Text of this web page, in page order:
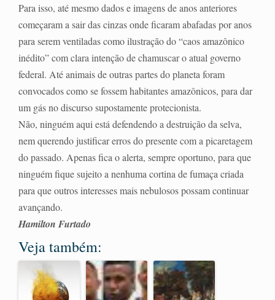
Para isso, até mesmo dados e imagens de anos anteriores
começaram a sair das cinzas onde ficaram abafadas por anos
para serem ventiladas como ilustração do “caos amazônico
inédito” com clara intenção de chamuscar o atual governo
federal. Até animais de outras partes do planeta foram
convocados como se fossem habitantes amazônicos, para dar
um gás no discurso supostamente protecionista.
Não, ninguém aqui está defendendo a destruição da selva,
nem querendo justificar erros do presente com a picaretagem
do passado. Apenas fica o alerta, sempre oportuno, para que
ninguém fique sujeito a nenhuma cortina de fumaça criada
para que outros interesses mais nebulosos possam continuar
avançando.
Hamilton Furtado
Veja também: